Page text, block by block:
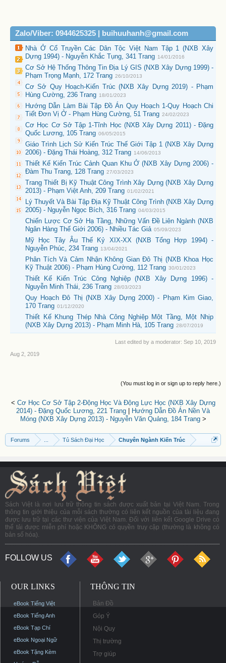
Zalo/Viber: 0944625325 | buihuuhanh@gmail.com
Nhà Ở Cổ Truyền Các Dân Tộc Việt Nam Tập 1 (NXB Xây
Dựng 1994) - Nguyễn Khắc Tụng, 341 Trang 14/01/2016
Cơ Sở Hệ Thống Thông Tin Địa Lý GIS (NXB Xây Dựng 1999) -
Phạm Trọng Mạnh, 172 Trang 26/10/2013
Cơ Sở Quy Hoạch-Kiến Trúc (NXB Xây Dựng 2019) - Phạm
Hùng Cường, 236 Trang 18/01/2023
Hướng Dẫn Làm Bài Tập Đồ Án Quy Hoạch 1-Quy Hoạch Chi
Tiết Đơn Vị Ở - Phạm Hùng Cường, 51 Trang 24/02/2023
Cơ Học Cơ Sở Tập 1-Tĩnh Học (NXB Xây Dựng 2011) - Đặng
Quốc Lương, 105 Trang 06/05/2015
Giáo Trình Lịch Sử Kiến Trúc Thế Giới Tập 1 (NXB Xây Dựng
2006) - Đặng Thái Hoàng, 312 Trang 14/06/2013
Thiết Kế Kiến Trúc Cảnh Quan Khu Ở (NXB Xây Dựng 2006) -
Đàm Thu Trang, 128 Trang 27/03/2023
Trang Thiết Bị Kỹ Thuật Công Trình Xây Dựng (NXB Xây Dựng
2013) - Phạm Việt Anh, 209 Trang 01/02/2021
Lý Thuyết Và Bài Tập Địa Kỹ Thuật Công Trình (NXB Xây Dựng
2005) - Nguyễn Ngọc Bích, 316 Trang 04/03/2015
Chiến Lược Cơ Sở Hạ Tầng, Những Vấn Đề Liên Ngành (NXB
Ngân Hàng Thế Giới 2006) - Nhiều Tác Giả 05/09/2023
Mỹ Học Tây Âu Thế Kỷ XIX-XX (NXB Tổng Hợp 1994) -
Nguyễn Phúc, 234 Trang 13/04/2021
Phân Tích Và Cảm Nhận Không Gian Đô Thị (NXB Khoa Học
Kỹ Thuật 2006) - Phạm Hùng Cường, 112 Trang 30/01/2023
Thiết Kế Kiến Trúc Công Nghiệp (NXB Xây Dựng 1996) -
Nguyễn Minh Thái, 236 Trang 28/03/2023
Quy Hoạch Đô Thị (NXB Xây Dựng 2000) - Phạm Kim Giao,
170 Trang 01/12/2020
Thiết Kế Khung Thép Nhà Công Nghiệp Một Tầng, Một Nhịp
(NXB Xây Dựng 2013) - Phạm Minh Hà, 105 Trang 28/07/2019
Last edited by a moderator: Sep 10, 2019
Aug 2, 2019
(You must log in or sign up to reply here.)
< Cơ Học Cơ Sở Tập 2-Động Học Và Động Lực Học (NXB Xây Dựng
2014) - Đặng Quốc Lương, 221 Trang
Hướng Dẫn Đồ Án Nền Và
Móng (NXB Xây Dựng 2013) - Nguyễn Văn Quảng, 184 Trang>
Forums Tủ Sách Đại Học Chuyên Ngành Kiến Trúc
Sách Việt là nơi lưu trữ thông tin sách được xuất bản tại Việt Nam. Trong
thông tin giới thiệu của mỗi sách thường có liên kết nguồn của tài liệu đang
được lưu trữ tại các thư viện của Việt Nam. Đối với liên kết Google Drive có
thể tải được miễn phí hoặc KHÔNG có quyền truy cập (thường là không có
bản số hóa).
FOLLOW US
OUR LINKS
eBook Tiếng Việt
eBook Tiếng Anh
eBook Tạp Chí
eBook Ngoại Ngữ
eBook Tặng Kèm
THÔNG TIN
Bản Đồ
Góp Ý
Nội Quy
Thị trường
Trợ giúp